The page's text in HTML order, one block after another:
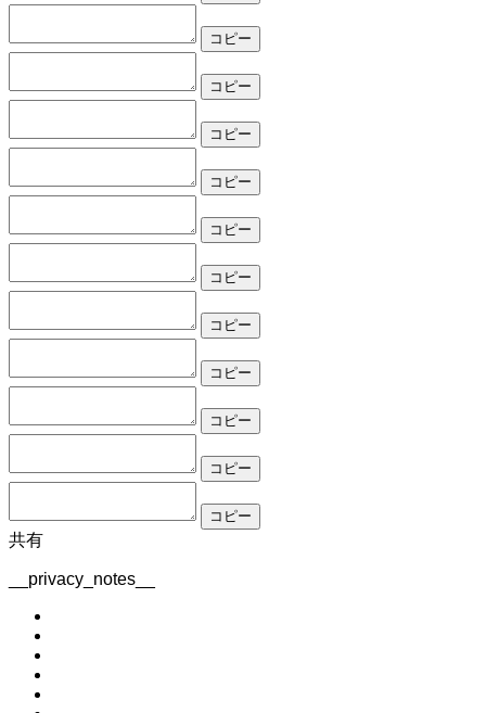
コピー
コピー
コピー
コピー
コピー
コピー
コピー
コピー
コピー
コピー
コピー
共有
__privacy_notes__